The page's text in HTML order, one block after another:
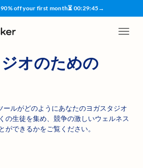
90% off your first month⏳ 00:29:45→
オのための
ルがどのようにあなたのヨガスタジオ
の生徒を集め、競争の激しいウェルネス
ができるかをご覧ください。